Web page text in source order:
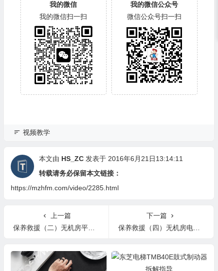
我的微信
我的微信扫一扫
我的微信公众号
微信公众号扫一扫
视频教学
本文由 HS_ZC发表于 2016年6月21日13:14:11
转载请务必保留本文链接：
https://mzhfm.com/video/2285.html
上一篇
保养救援（二）无机房平层位置
下一篇
保养救援（四）无机房电梯故障，但能紧急电动运行移动轿厢